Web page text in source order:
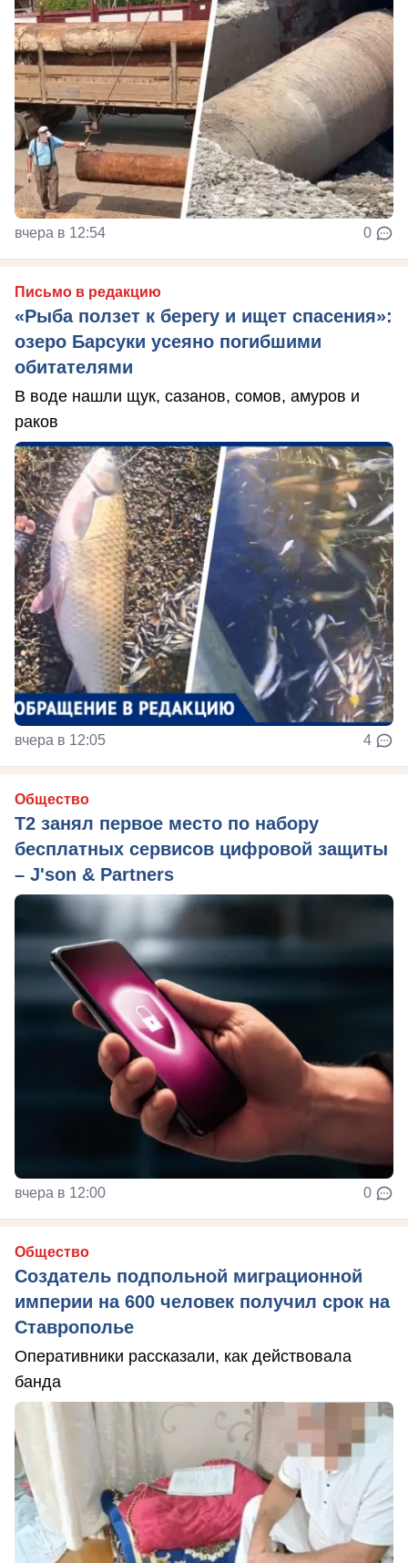
вчера в 12:54 0
Письмо в редакцию
«Рыба ползет к берегу и ищет спасения»:
озеро Барсуки усеяно погибшими
обитателями
В воде нашли щук, сазанов, сомов, амуров и
раков
вчера в 12:05 4
Общество
Т2 занял первое место по набору
бесплатных сервисов цифровой защиты
– J'son & Partners
вчера в 12:00 0
Общество
Создатель подпольной миграционной
империи на 600 человек получил срок на
Ставрополье
Оперативники рассказали, как действовала
банда